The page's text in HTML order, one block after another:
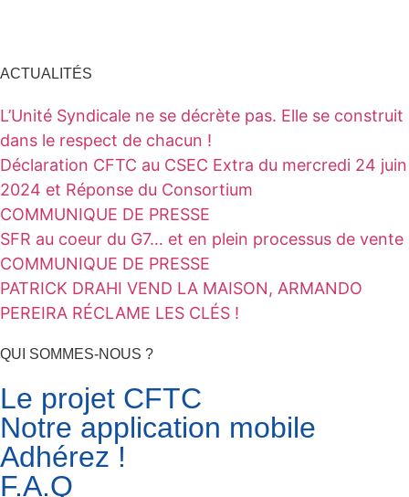
ACTUALITÉS
L’Unité Syndicale ne se décrète pas. Elle se construit
dans le respect de chacun !
Déclaration CFTC au CSEC Extra du mercredi 24 juin
2024 et Réponse du Consortium
COMMUNIQUE DE PRESSE
SFR au coeur du G7… et en plein processus de vente
COMMUNIQUE DE PRESSE
PATRICK DRAHI VEND LA MAISON, ARMANDO
PEREIRA RÉCLAME LES CLÉS !
QUI SOMMES-NOUS ?
Le projet CFTC
Notre application mobile
Adhérez !
F.A.Q